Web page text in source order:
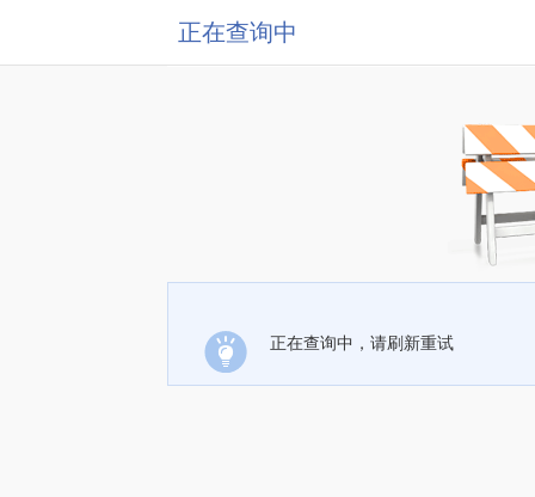
正在查询中
正在查询中，请刷新重试